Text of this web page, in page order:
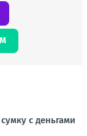
с деньгами